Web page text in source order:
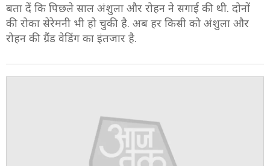
बता दें कि पिछले साल अंशुला और रोहन ने सगाई की थी. दोनों
की रोका सेरेमनी भी हो चुकी है. अब हर किसी को अंशुला और
रोहन की ग्रैंड वेडिंग का इंतजार है.